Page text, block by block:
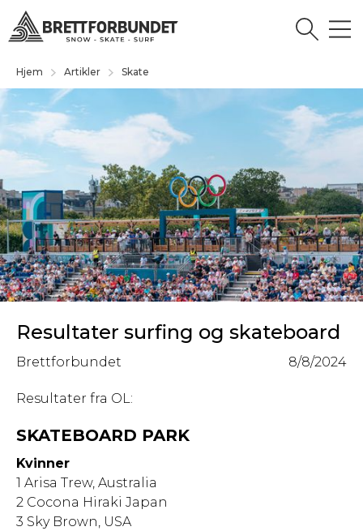
Hjem Artikler Skate
Resultater surfing og skateboard
8/8/2024
Brettforbundet
Resultater fra OL:
SKATEBOARD PARK
Kvinner
1 Arisa Trew, Australia
2 Cocona Hiraki Japan
3 Sky Brown, USA